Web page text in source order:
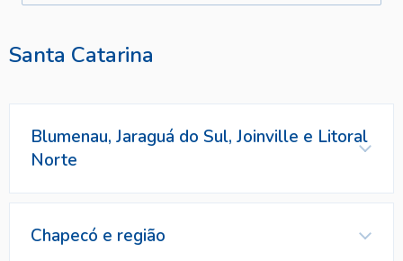
Santa Catarina
Blumenau, Jaraguá do Sul, Joinville e Litoral
Norte
Representante
Chapecó e região